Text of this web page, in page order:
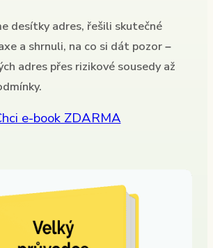
desítky adres, řešili skutečné
a shrnuli, na co si dát pozor –
adres přes rizikové sousedy až
e-book ZDARMA